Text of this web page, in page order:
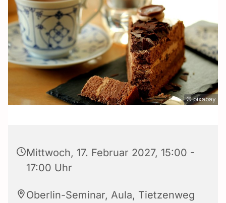
© pixabay
Mittwoch, 17. Februar 2027, 15:00 -
17:00 Uhr
Oberlin-Seminar, Aula, Tietzenweg